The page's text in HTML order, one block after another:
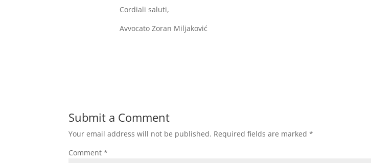
Cordiali saluti,
Avvocato Zoran Miljaković
Submit a Comment
Your email address will not be published. Required fields are marked*
Comment*